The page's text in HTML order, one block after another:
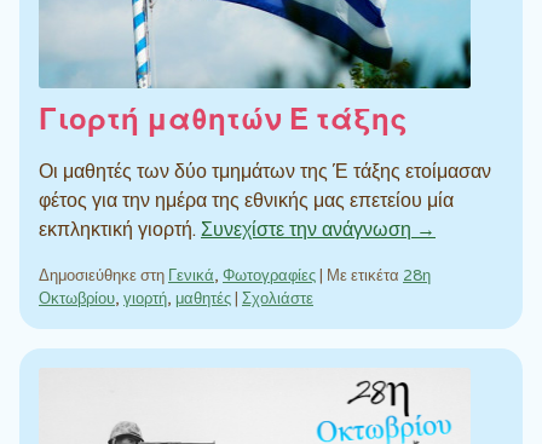
Γιορτή μαθητών Έ τάξης
Οι μαθητές των δύο τμημάτων της Έ τάξης ετοίμασαν
φέτος για την ημέρα της εθνικής μας επετείου μία
εκπληκτική γιορτή.Συνεχίστε την ανάγνωση →
Δημοσιεύθηκε στη Γενικά, Φωτογραφίες| Με ετικέτα 28η
Οκτωβρίου, γιορτή, μαθητές| Σχολιάστε